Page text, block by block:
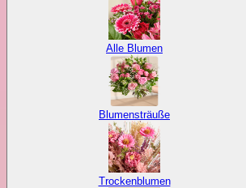
Alle Blumen
Blumensträuße
Trockenblumen